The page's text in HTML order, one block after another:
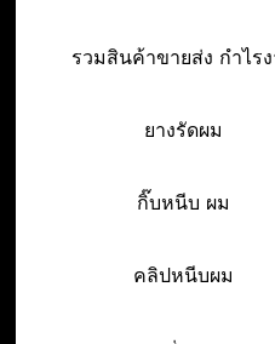
รวมสินค้าขายส่ง กำไร
ยางรัดผม
กิ๊บหนีบ ผม
คลิปหนีบผม